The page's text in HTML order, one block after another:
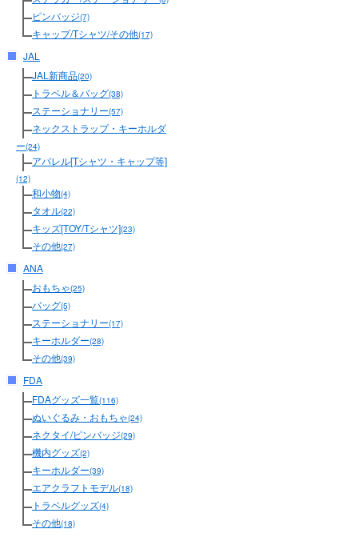
ピンバッジ(7)
キャップ/Tシャツ/その他(17)
JAL
JAL新商品(20)
トラベル＆バッグ(38)
ステーショナリー(57)
ネックストラップ・キーホルダ
ー(24)
アパレル[Tシャツ・キャップ等]
(12)
和小物(4)
タオル(22)
キッズ[TOY/Tシャツ](23)
その他(27)
ANA
おもちゃ(25)
バッグ(5)
ステーショナリー(17)
キーホルダー(28)
その他(39)
FDA
FDAグッズ一覧(116)
ぬいぐるみ・おもちゃ(24)
ネクタイ/ピンバッジ(29)
機内グッズ(2)
キーホルダー(39)
エアクラフトモデル(18)
トラベルグッズ(4)
その他(18)